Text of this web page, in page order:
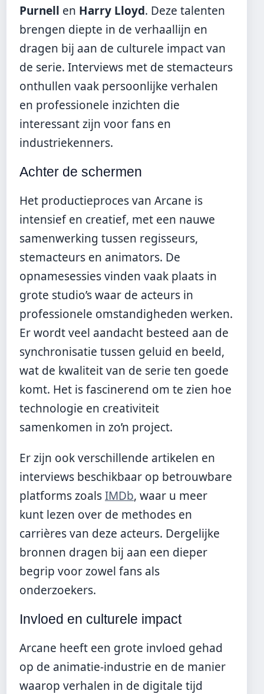
Purnell en Harry Lloyd. Deze talenten
brengen diepte in de verhaallijn en
dragen bij aan de culturele impact van
de serie. Interviews met de stemacteurs
onthullen vaak persoonlijke verhalen
en professionele inzichten die
interessant zijn voor fans en
industriekenners.
Achter de schermen
Het productieproces van Arcane is
intensief en creatief, met een nauwe
samenwerking tussen regisseurs,
stemacteurs en animators. De
opnamesessies vinden vaak plaats in
grote studio’s waar de acteurs in
professionele omstandigheden werken.
Er wordt veel aandacht besteed aan de
synchronisatie tussen geluid en beeld,
wat de kwaliteit van de serie ten goede
komt. Het is fascinerend om te zien hoe
technologie en creativiteit
samenkomen in zo’n project.
Er zijn ook verschillende artikelen en
interviews beschikbaar op betrouwbare
platforms zoalsIMDb, waar u meer
kunt lezen over de methodes en
carrières van deze acteurs. Dergelijke
bronnen dragen bij aan een dieper
begrip voor zowel fans als
onderzoekers.
Invloed en culturele impact
Arcane heeft een grote invloed gehad
op de animatie-industrie en de manier
waarop verhalen in de digitale tijd